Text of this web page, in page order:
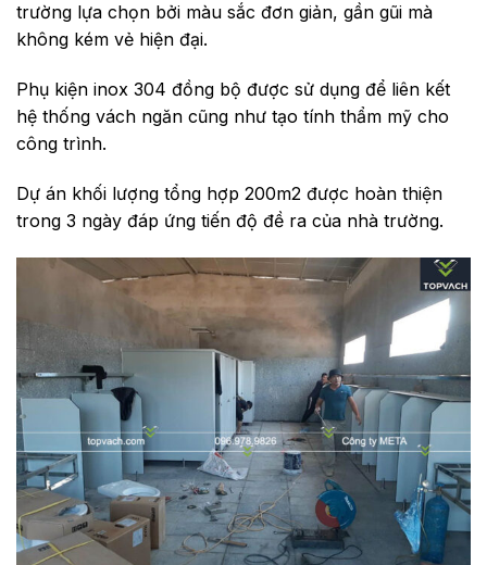
trường lựa chọn bởi màu sắc đơn giản, gần gũi mà
không kém vẻ hiện đại.
Phụ kiện inox 304 đồng bộ được sử dụng để liên kết
hệ thống vách ngăn cũng như tạo tính thẩm mỹ cho
công trình.
Dự án khối lượng tổng hợp 200m2 được hoàn thiện
trong 3 ngày đáp ứng tiến độ đề ra của nhà trường.